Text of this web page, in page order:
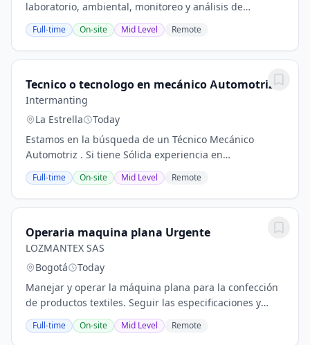
laboratorio, ambiental, monitoreo y análisis de
muestras, requiere para su equipo de trabajo Analista
de Laboratorio perfil: Formación Académica:...
Full-time On-site Mid Level Remote
Tecnico o tecnologo en mecánico Automotriz
Intermanting
La Estrella
Today
Estamos en la búsqueda de un Técnico Mecánico
Automotriz . Si tiene Sólida experiencia en
mantenimiento automotriz y motores, podría ser el
candidato perfecto para nosotros. En este rol, serás...
Full-time On-site Mid Level Remote
Operaria maquina plana Urgente
LOZMANTEX SAS
Bogotá
Today
Manejar y operar la máquina plana para la confección
de productos textiles. Seguir las especificaciones y
pautas de calidad establecidas para cada producto.
Realizar ajustes menores a la máquina para...
Full-time On-site Mid Level Remote